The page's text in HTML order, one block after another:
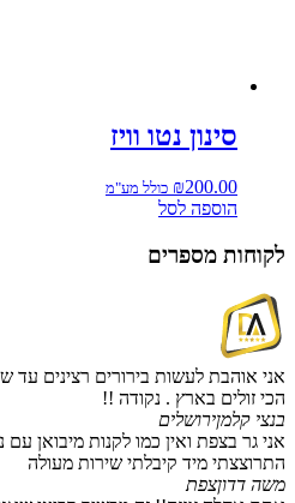
סינון נטו וויז
₪200.00 כולל מע"מ
הוספה לסל
לקוחות מספרים
אני אוהבת לעשות בירורים רצינים
הכי זולים בארץ . נקודה !!
בנצי קלמןירושלים
אני גר בצפת ואין כמו לקנות מיבואן
התרוצצתי מיד קיבלתי שירות מעולה
משה דדוןצפת